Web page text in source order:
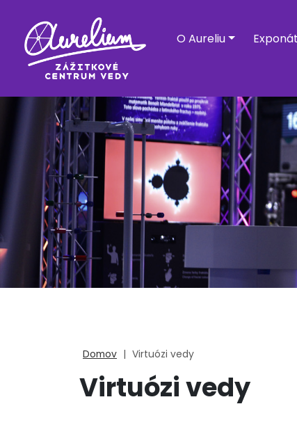
O Aureliu
Domov | Virtuózi vedy
Virtuózi vedy